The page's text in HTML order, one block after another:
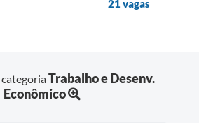
21 vagas
Trabalho e Desenv.
Econômico